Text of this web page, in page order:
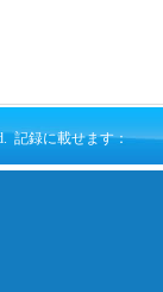
記録に載せます：